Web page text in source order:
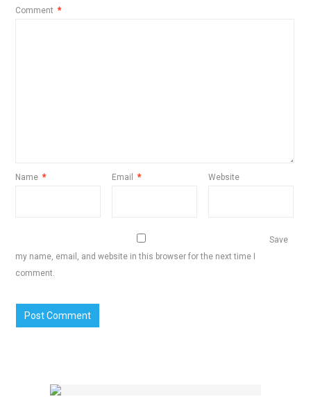
Comment *
Name * Email * Website
Save
my name, email, and website in this browser for the next time I
comment.